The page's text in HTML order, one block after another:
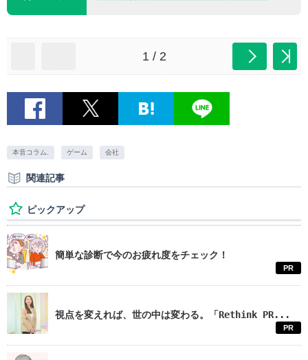
1 / 2
本音コラム. ゲーム 会社
関連記事
ピックアップ
簡単な診断で今のお疲れ度をチェック！
PR
視点を変えれば、世の中は変わる。「Rethink PR...
PR